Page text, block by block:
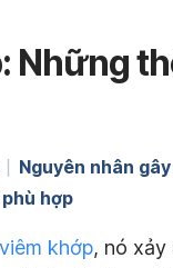
Những
Nguyên nhân
hợp
viêm khớp, nó